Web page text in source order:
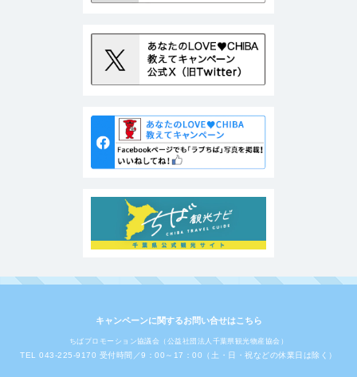
キャンペーンに関するお問い合せはこちら
ちばプロモーション協議会（公益社団法人千葉県観光物産協会）
TEL 043-225-9170 受付時間／9：00～17：00（土・日・祝などの休業日は除く）